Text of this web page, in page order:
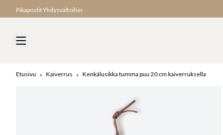
Pikapostit Yhdysvaltoihin
Etusivu Kaiverrus Kenkälusikka tumma puu 20 cm kaiverruksella